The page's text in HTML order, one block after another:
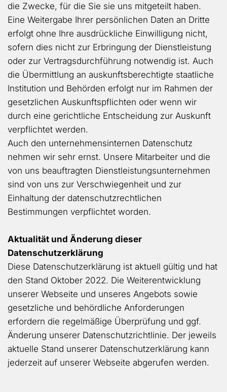
die Zwecke, für die Sie sie uns mitgeteilt haben.
Eine Weitergabe Ihrer persönlichen Daten an Dritte
erfolgt ohne Ihre ausdrückliche Einwilligung nicht,
sofern dies nicht zur Erbringung der Dienstleistung
oder zur Vertragsdurchführung notwendig ist. Auch
die Übermittlung an auskunftsberechtigte staatliche
Institution und Behörden erfolgt nur im Rahmen der
gesetzlichen Auskunftspflichten oder wenn wir
durch eine gerichtliche Entscheidung zur Auskunft
verpflichtet werden.
Auch den unternehmensinternen Datenschutz
nehmen wir sehr ernst. Unsere Mitarbeiter und die
von uns beauftragten Dienstleistungsunternehmen
sind von uns zur Verschwiegenheit und zur
Einhaltung der datenschutzrechtlichen
Bestimmungen verpflichtet worden.
Aktualität und Änderung dieser
Datenschutzerklärung
Diese Datenschutzerklärung ist aktuell gültig und hat
den Stand Oktober 2022. Die Weiterentwicklung
unserer Webseite und unseres Angebots sowie
gesetzliche und behördliche Anforderungen
erfordern die regelmäßige Überprüfung und ggf.
Änderung unserer Datenschutzrichtlinie. Der jeweils
aktuelle Stand unserer Datenschutzerklärung kann
jederzeit auf unserer Webseite abgerufen werden.